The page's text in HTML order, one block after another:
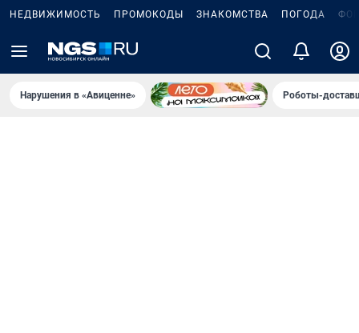
НЕДВИЖИМОСТЬ ПРОМОКОДЫ ЗНАКОМСТВА ПОГОДА
Нарушения в «Авиценне» Роботы-